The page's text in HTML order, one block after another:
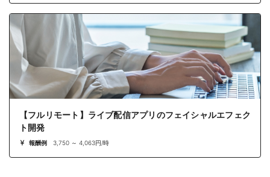
【フルリモート】ライブ配信アプリのフェイシャルエフェク
ト開発
報酬例 3,750 ～ 4,063円/時